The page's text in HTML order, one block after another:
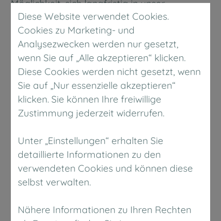
Möglichkeit, sich langfristig in unser
Unternehmen einzubringen und Ihre Karriere
voranzutreiben.
Weiterbildungsmöglichkeiten:Wir
unterstützen die individuelle
Weiterentwicklung unserer Mitarbeiter und
bieten Ihnen regelmäßige
Weiterbildungsmöglichkeiten an. Sei es durch
Workshops - wir legen großen Wert darauf,
dass Sie Ihre Fähigkeiten ausbauen und sich
beruflich weiterentwickeln können.
talentierten und motivierten Mitarbeitern, die
Diese Website verwendet Cookies.
Cookies zu Marketing- und
Analysezwecken werden nur gesetzt,
wenn Sie auf „Alle akzeptieren“ klicken.
Diese Cookies werden nicht gesetzt, wenn
Sie auf „Nur essenzielle akzeptieren“
klicken. Sie können Ihre freiwillige
Zustimmung jederzeit widerrufen.
Unter „Einstellungen“ erhalten Sie
detaillierte Informationen zu den
verwendeten Cookies und können diese
selbst verwalten.
Nähere Informationen zu Ihren Rechten